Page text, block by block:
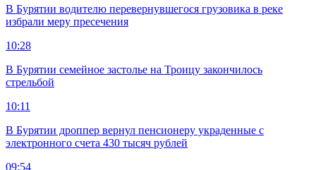
В Бурятии водителю перевернувшегося грузовика в реке
избрали меру пресечения
10:28
В Бурятии семейное застолье на Троицу закончилось
стрельбой
10:11
В Бурятии дроппер вернул пенсионеру украденные с
электронного счета 430 тысяч рублей
09:54